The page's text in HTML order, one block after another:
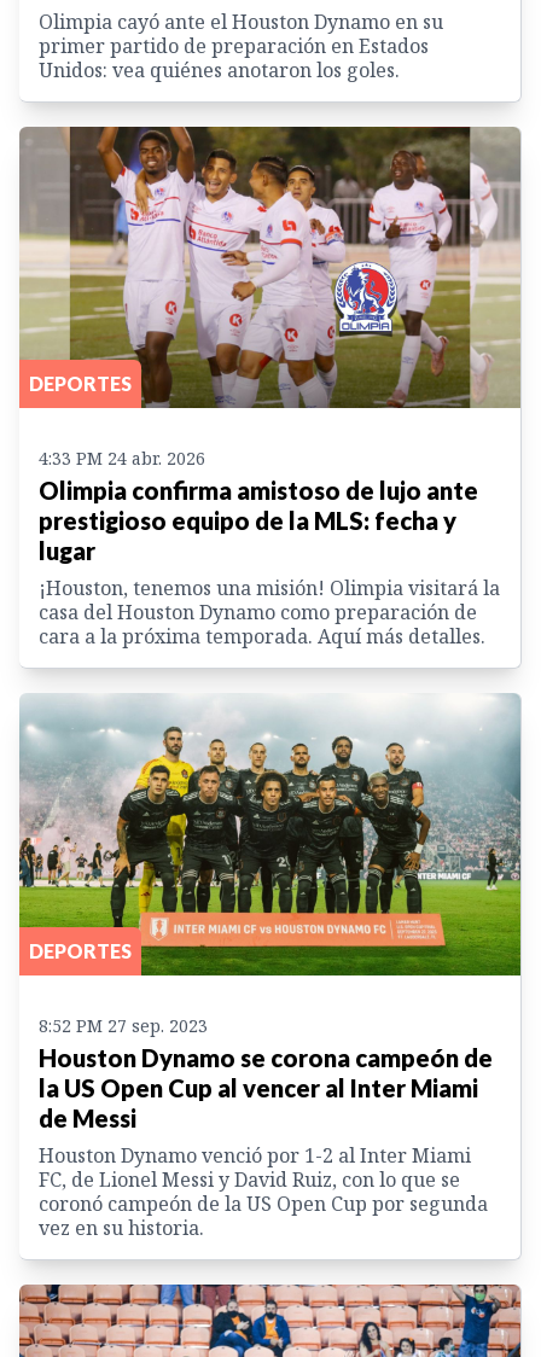
Olimpia cayó ante el Houston Dynamo en su
primer partido de preparación en Estados
Unidos: vea quiénes anotaron los goles.
DEPORTES
4:33 PM 24 abr. 2026
Olimpia confirma amistoso de lujo ante
prestigioso equipo de la MLS: fecha y
lugar
¡Houston, tenemos una misión! Olimpia visitará la
casa del Houston Dynamo como preparación de
cara a la próxima temporada. Aquí más detalles.
DEPORTES
8:52 PM 27 sep. 2023
Houston Dynamo se corona campeón de
la US Open Cup al vencer al Inter Miami
de Messi
Houston Dynamo venció por 1-2 al Inter Miami
FC, de Lionel Messi y David Ruiz, con lo que se
coronó campeón de la US Open Cup por segunda
vez en su historia.